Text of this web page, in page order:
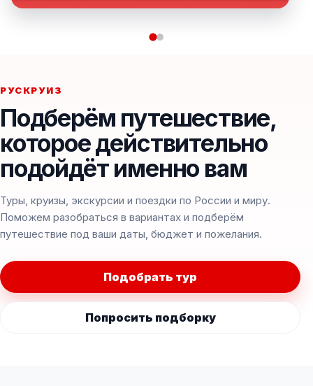
РУСКРУИЗ
Подберём путешествие,
которое действительно
подойдёт именно вам
Туры, круизы, экскурсии и поездки по России и миру.
Поможем разобраться в вариантах и подберём
путешествие под ваши даты, бюджет и пожелания.
Подобрать тур
Попросить подборку